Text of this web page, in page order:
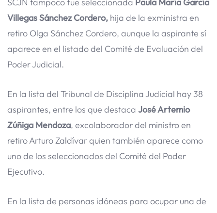
Villegas Sánchez Cordero, hija de la exministra en
retiro Olga Sánchez Cordero, aunque la aspirante sí
aparece en el listado del Comité de Evaluación del
Poder Judicial.
En la lista del Tribunal de Disciplina Judicial hay 38
aspirantes, entre los que destaca José Artemio
Zúñiga Mendoza, excolaborador del ministro en
retiro Arturo Zaldívar quien también aparece como
uno de los seleccionados del Comité del Poder
Ejecutivo.
En la lista de personas idóneas para ocupar una de